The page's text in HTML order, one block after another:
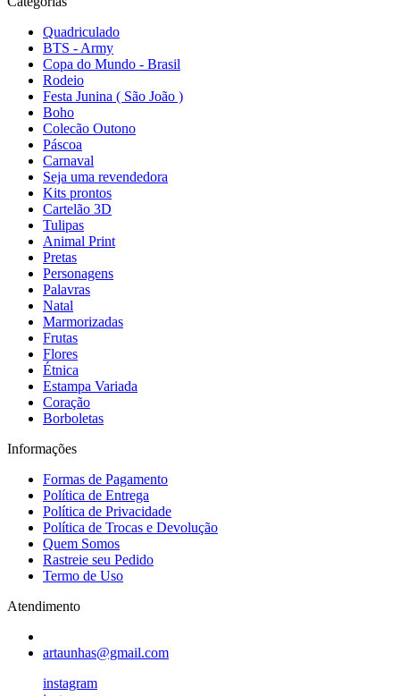
Quadriculado
BTS - Army
Copa do Mundo - Brasil
Rodeio
Festa Junina ( São João )
Boho
Colecão Outono
Páscoa
Carnaval
Seja uma revendedora
Kits prontos
Cartelão 3D
Tulipas
Animal Print
Pretas
Personagens
Palavras
Natal
Marmorizadas
Frutas
Flores
Étnica
Estampa Variada
Coração
Borboletas
Informações
Formas de Pagamento
Política de Entrega
Política de Privacidade
Política de Trocas e Devolução
Quem Somos
Rastreie seu Pedido
Termo de Uso
Atendimento
artaunhas@gmail.com
instagram